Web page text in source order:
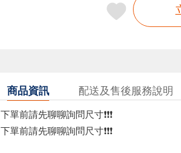
商品資訊 配送及售後服務說明
下單前請先聊聊詢問尺寸❗❗❗
下單前請先聊聊詢問尺寸❗❗❗